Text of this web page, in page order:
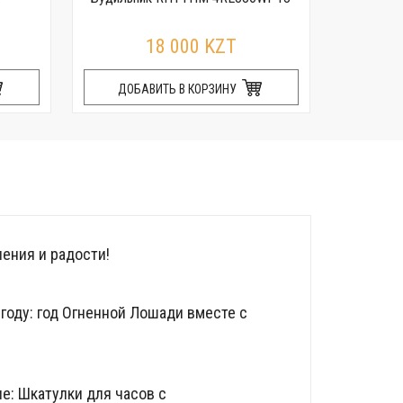
18 000 KZT
ДОБАВИТЬ В КОРЗИНУ
и радости!
год Огненной Лошади вместе с
Шкатулки для часов с